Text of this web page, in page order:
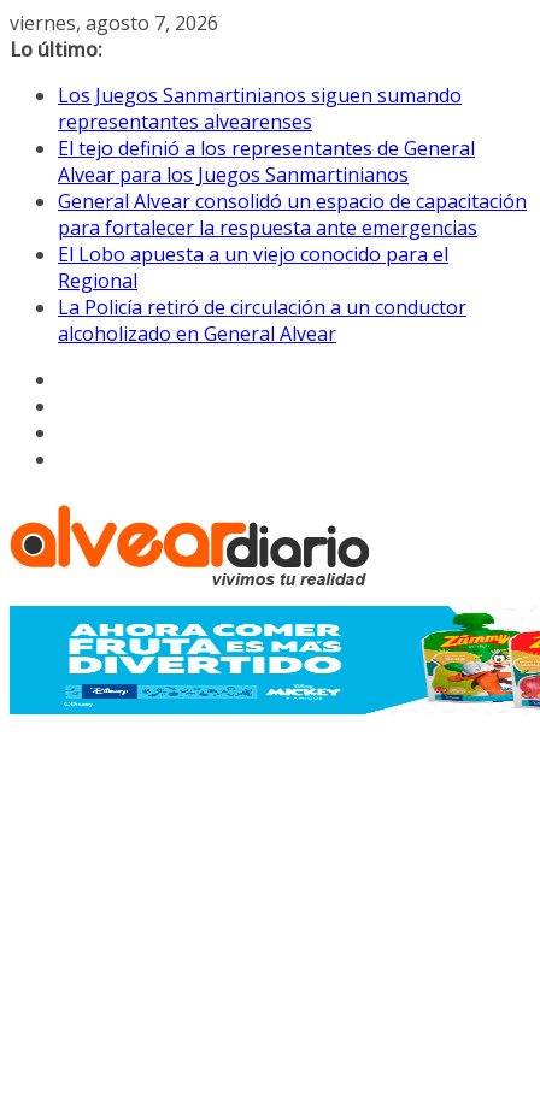
Saltar
al
viernes, agosto 7, 2026
Lo último:
Los Juegos Sanmartinianos siguen sumando
representantes alvearenses
El tejo definió a los representantes de General
Alvear para los Juegos Sanmartinianos
General Alvear consolidó un espacio de capacitación
para fortalecer la respuesta ante emergencias
El Lobo apuesta a un viejo conocido para el
Regional
La Policía retiró de circulación a un conductor
alcoholizado en General Alvear